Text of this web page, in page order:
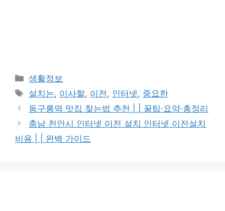
카
테
리
생활정보
태
그
설치는, 이사할, 이전 , 인터넷 , 중요한
동구릉역 맛집 찾는법 추천 | | 꿀팁·요약·총정리
충남 천안시 인터넷 이전 설치 인터넷 이전설치
비용 | | 완벽 가이드